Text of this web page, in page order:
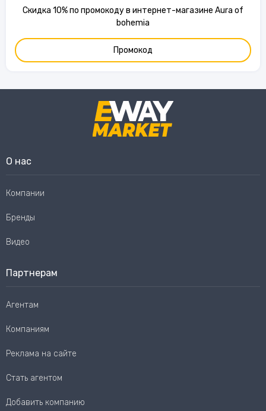
Скидка 10% по промокоду в интернет-магазине Aura of
bohemia
Промокод
О нас
Компании
Бренды
Видео
Партнерам
Агентам
Компаниям
Реклама на сайте
Стать агентом
Добавить компанию